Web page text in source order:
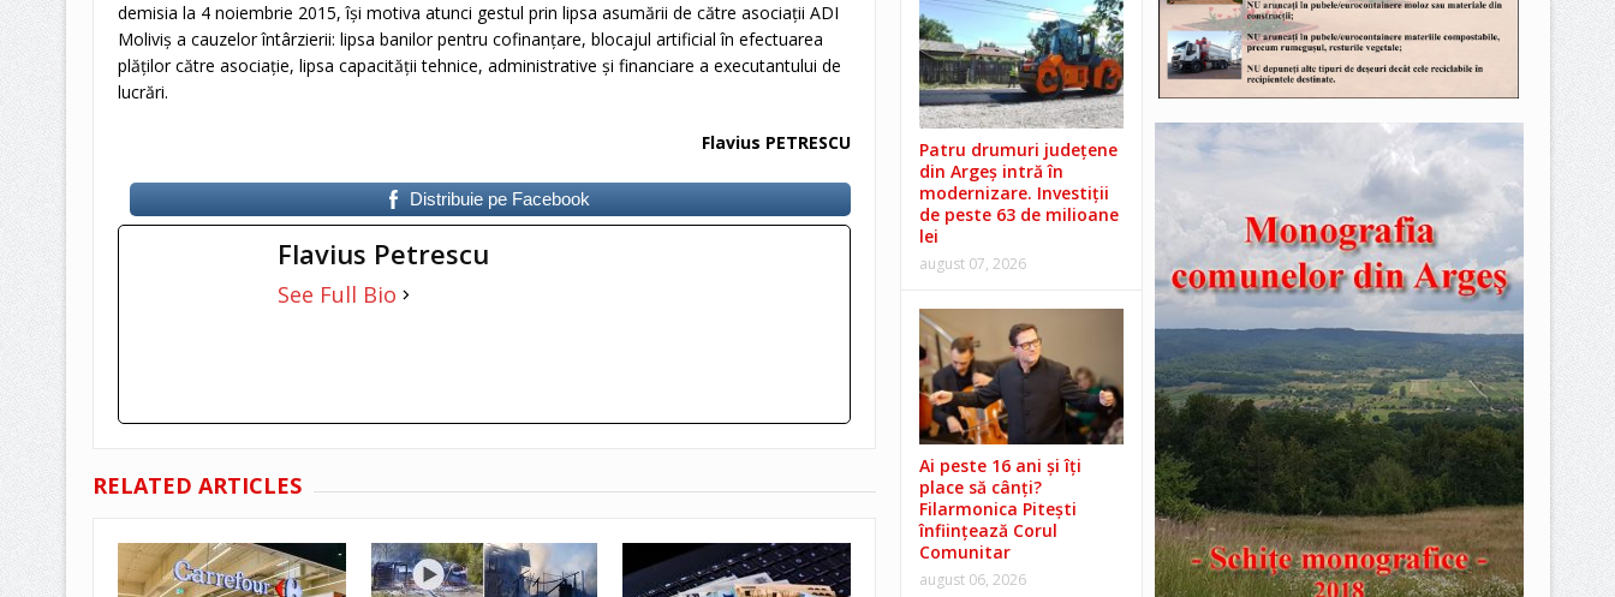
demisia la 4 noiembrie 2015, îşi motiva atunci gestul prin lipsa asumării de către asociaţii ADI
Moliviş a cauzelor întârzierii: lipsa banilor pentru cofinanţare, blocajul artificial în efectuarea
plăţilor către asociaţie, lipsa capacităţii tehnice, administrative şi financiare a executantului de
lucrări.
Flavius PETRESCU
Distribuie pe Facebook
Flavius Petrescu
See Full Bio
RELATED ARTICLES
Patru drumuri județene
din Argeș intră în
modernizare. Investiții
de peste 63 de milioane
lei
august 07, 2026
Ai peste 16 ani și îți
place să cânți?
Filarmonica Pitești
înființează Corul
Comunitar
august 06, 2026